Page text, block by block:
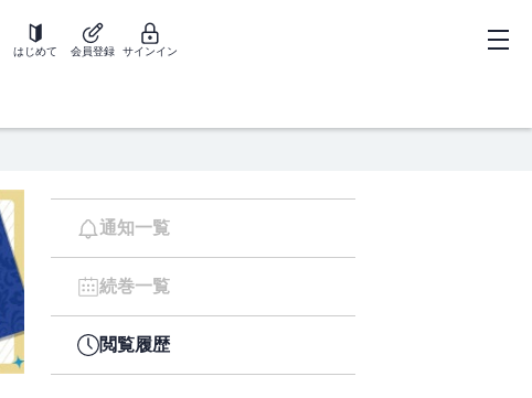
はじめて 会員登録 サインイン
通知一覧
続巻一覧
閲覧履歴